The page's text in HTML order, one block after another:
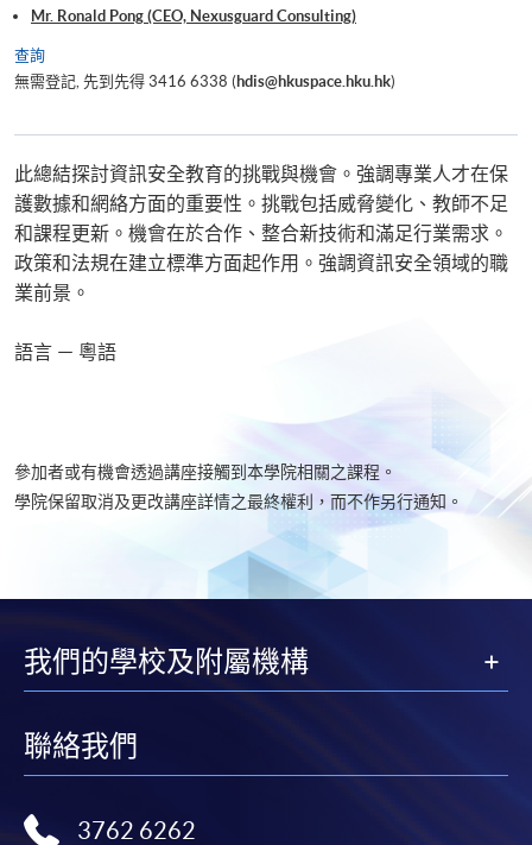
Mr. Ronald Pong (CEO, Nexusguard Consulting)
查詢
無需登記, 先到先得 3416 6338 (hdis@hkuspace.hku.hk)
此總結探討資訊安全教育的挑戰與機會。強調專業人才在保
護數據和網絡方面的重要性。挑戰包括威脅變化、教師不足
和課程更新。機會在於合作、整合新技術和滿足行業需求。
政策和法規在建立標準方面起作用。強調資訊安全領域的職
業前景。
語言 － 粵語
參加者或有機會透過講座接觸到本學院相關之課程。
學院保留取消及更改講座詳情之最終權利，而不作另行通知。
我們的學校及附屬機構
聯絡我們
3762 6262